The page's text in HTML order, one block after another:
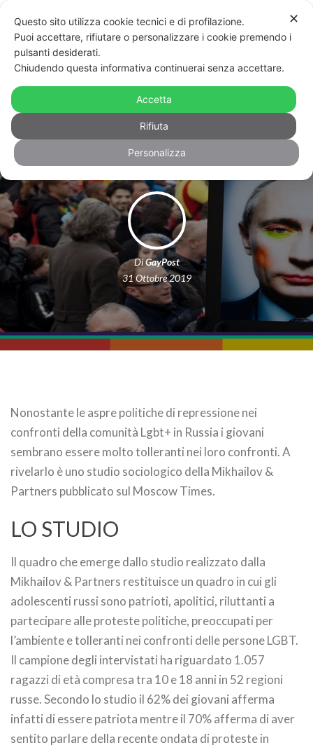
Russia, secondo uno studio i giovani
rispettano gli omosessuali più del
governo
DiGayPost
31 Ottobre 2019
Nonostante le aspre politiche di repressione nei
confronti della comunità Lgbt+ in Russia i giovani
sembrano essere molto tolleranti nei loro confronti. A
rivelarlo è uno studio sociologico della Mikhailov &
Partners pubblicato sul Moscow Times.
LO STUDIO
Il quadro che emerge dallo studio realizzato dalla
Mikhailov & Partners restituisce un quadro in cui gli
adolescenti russi sono patrioti, apolitici, riluttanti a
partecipare alle proteste politiche, preoccupati per
l’ambiente e tolleranti nei confronti delle persone LGBT.
Il campione degli intervistati ha riguardato 1.057
ragazzi di età compresa tra 10 e 18 anni in 52 regioni
russe. Secondo lo studio il 62% dei giovani afferma
infatti di essere patriota mentre il 70% afferma di aver
sentito parlare della recente ondata di proteste in
✕
Questo sito utilizza cookie tecnici e di profilazione.
Puoi accettare, rifiutare o personalizzare i cookie premendo i
pulsanti desiderati.
Chiudendo questa informativa continuerai senza accettare.
Accetta
Rifiuta
Personalizza